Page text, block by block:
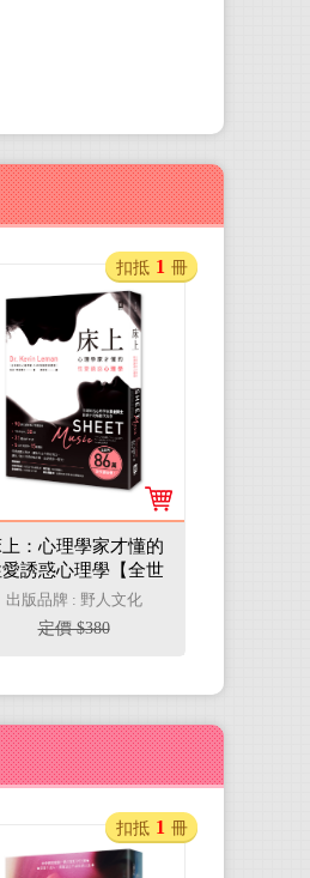
上：心理學家才懂的
誘惑心理學【全世
界86萬對夫妻受惠】
（三版）
出版品牌 : 野人文化
定價 $380
扣抵 1 冊
扣抵 1 冊